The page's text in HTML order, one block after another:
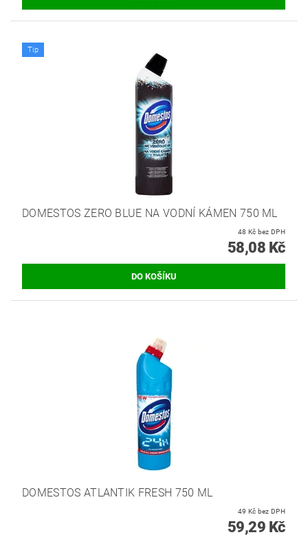
Tip
DOMESTOS ZERO BLUE NA VODNÍ KÁMEN 750 ML
48 Kč bez DPH
58,08 Kč
DOMESTOS ATLANTIK FRESH 750 ML
49 Kč bez DPH
59,29 Kč